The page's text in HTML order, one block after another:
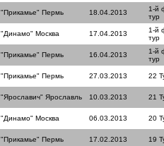
"Прикамье" Пермь 18.04.2013
1-й
тур
"Динамо" Москва 17.04.2013
1-й
тур
"Прикамье" Пермь 16.04.2013
1-й
тур
"Прикамье" Пермь 27.03.2013 22
"Ярославич" Ярославль 10.03.2013 21
"Динамо" Москва 06.03.2013 20
"Прикамье" Пермь 17.02.2013 19